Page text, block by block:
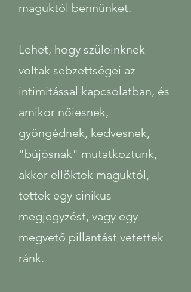
maguktól bennünket.
Lehet, hogy szüleinknek
voltak sebzettségei az
intimitással kapcsolatban, és
amikor nőiesnek,
gyöngédnek, kedvesnek,
"bújósnak" mutatkoztunk,
akkor ellöktek maguktól,
tettek egy cinikus
megjegyzést, vagy egy
megvető pillantást vetettek
ránk.